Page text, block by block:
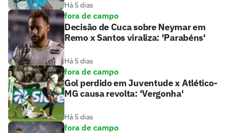
Há 5 dias
fora de campo
Decisão de Cuca sobre Neymar em
Remo x Santos viraliza: 'Parabéns'
Há 5 dias
fora de campo
Gol perdido em Juventude x Atlético-
MG causa revolta: 'Vergonha'
Há 5 dias
fora de campo